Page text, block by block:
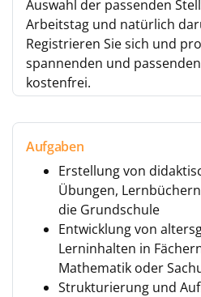
Auswahl der passenden
Arbeitstag und natürlich
Registrieren Sie sich und
spannenden und
kostenfrei.
Aufgaben
Erstellung von
Übungen,
die Grundschule
Entwicklung von
Lerninhalten in
Mathematik oder
Strukturierung und